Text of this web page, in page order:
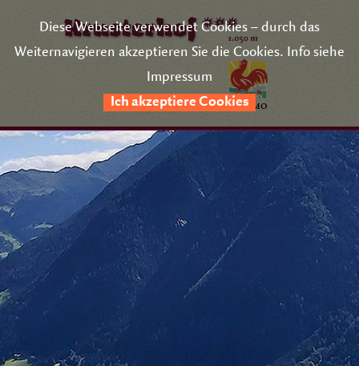
Diese Webseite verwendet Cookies – durch das
Weiternavigieren akzeptieren Sie die Cookies. Info siehe
Impressum
Ich akzeptiere Cookies